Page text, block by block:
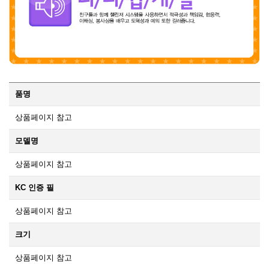
품명
상품페이지 참고
모델명
상품페이지 참고
KC 인증 필
상품페이지 참고
크기
상품페이지 참고